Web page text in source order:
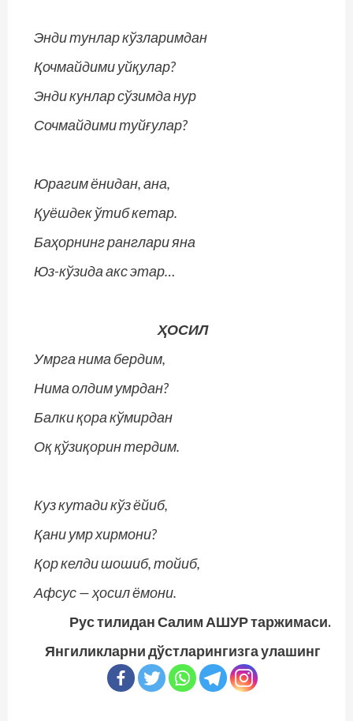
Энди тунлар кўзларимдан
Қочмайдими уйқулар?
Энди кунлар сўзимда нур
Сочмайдими туйғулар?
Юрагим ёнидан, ана,
Қуёшдек ўтиб кетар.
Баҳорнинг ранглари яна
Юз-кўзида акс этар…
ҲОСИЛ
Умрга нима бердим,
Нима олдим умрдан?
Балки қора кўмирдан
Оқ қўзиқорин тердим.
Куз кутади кўз ёйиб,
Қани умр хирмони?
Қор келди шошиб, тойиб,
Афсус — ҳосил ёмони.
Рус тилидан Салим АШУР таржимаси.
Янгиликларни дўстларингизга улашинг